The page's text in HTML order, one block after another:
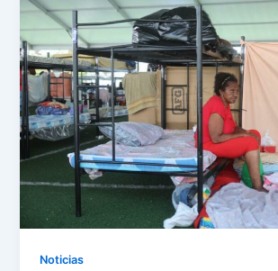
Noticias